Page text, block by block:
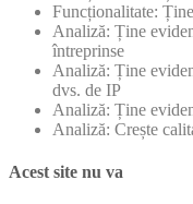
Funcționalitate:
Analiză: Ține
întreprinse
Analiză: Ține
dvs. de IP
Analiză: Ține
Analiză: Crește
Acest site nu va